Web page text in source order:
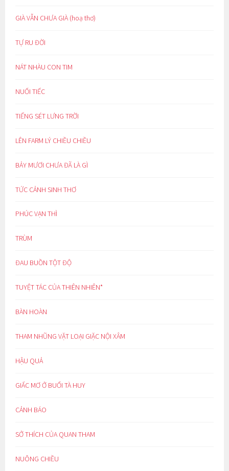
GIÀ VẪN CHƯA GIÀ (hoạ thơ)
TỰ RU ĐỜI
NÁT NHÀU CON TIM
NUỐI TIẾC
TIẾNG SÉT LƯNG TRỜI
LÊN FARM LÝ CHIỀU CHIỀU
BẢY MƯƠI CHƯA ĐÃ LÀ GÌ
TỨC CẢNH SINH THƠ
PHÚC VẠN THÌ
TRÙM
ĐAU BUỒN TỘT ĐỘ
TUYỆT TÁC CỦA THIÊN NHIÊN*
BÀN HOÀN
THAM NHŨNG VẶT LOẠI GIẶC NỘI XÂM
HẬU QUẢ
GIẤC MƠ Ở BUỔI TÀ HUY
CẢNH BÁO
SỞ THÍCH CỦA QUAN THAM
NUÔNG CHIỀU